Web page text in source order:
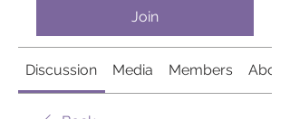
Join
Discussion Media Members About